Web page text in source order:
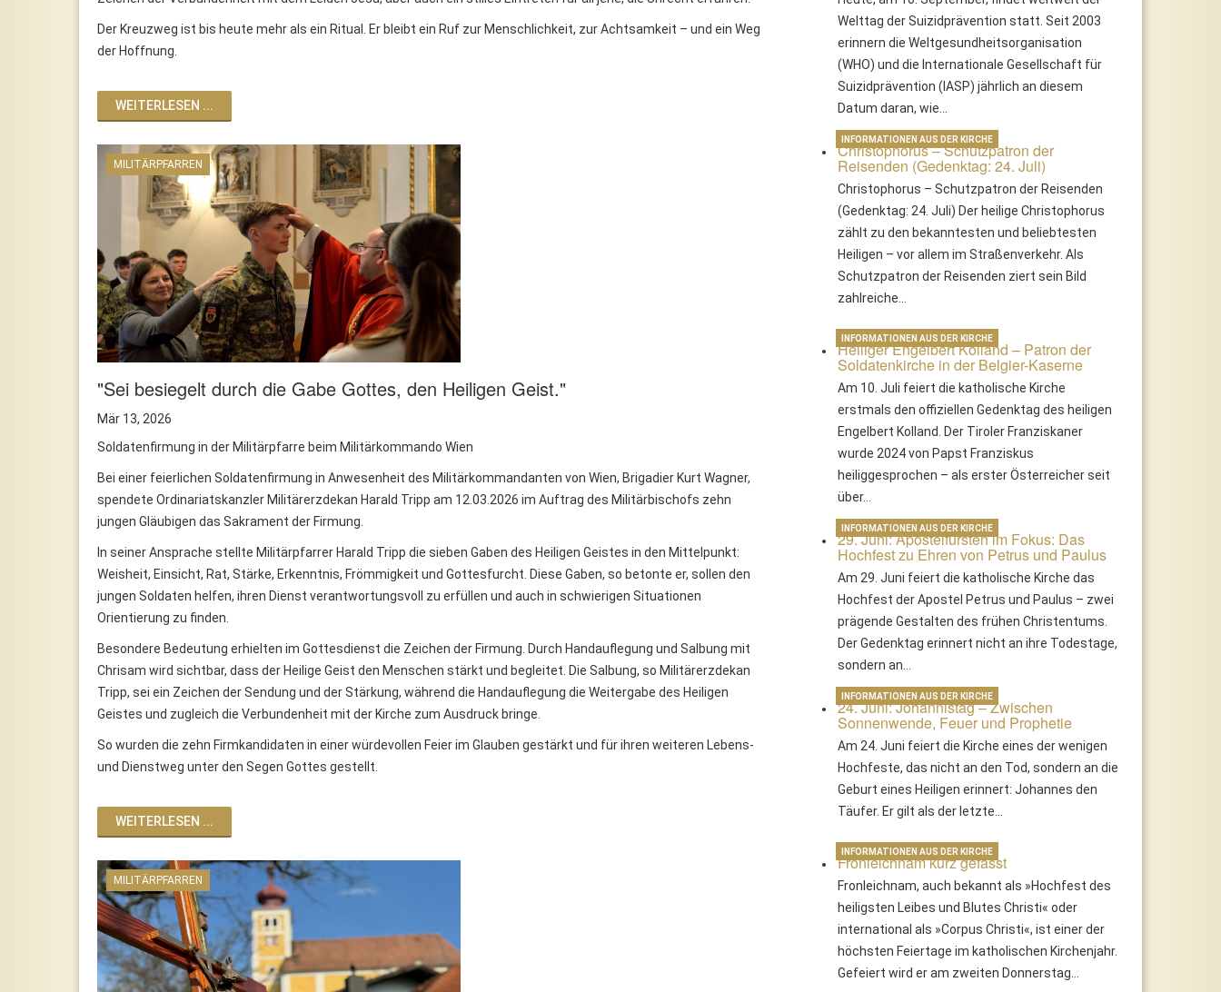
Der Kreuzweg ist bis heute mehr als ein Ritual. Er bleibt ein Ruf zur Menschlichkeit, zur Achtsamkeit – und ein Weg
der Hoffnung.
WEITERLESEN ...
MILITÄRPFARREN
"Sei besiegelt durch die Gabe Gottes, den Heiligen Geist."
Mär 13, 2026
Soldatenfirmung in der Militärpfarre beim Militärkommando Wien
Bei einer feierlichen Soldatenfirmung in Anwesenheit des Militärkommandanten von Wien, Brigadier Kurt Wagner,
spendete Ordinariatskanzler Militärerzdekan Harald Tripp am 12.03.2026 im Auftrag des Militärbischofs zehn
jungen Gläubigen das Sakrament der Firmung.
In seiner Ansprache stellte Militärpfarrer Harald Tripp die sieben Gaben des Heiligen Geistes in den Mittelpunkt:
Weisheit, Einsicht, Rat, Stärke, Erkenntnis, Frömmigkeit und Gottesfurcht. Diese Gaben, so betonte er, sollen den
jungen Soldaten helfen, ihren Dienst verantwortungsvoll zu erfüllen und auch in schwierigen Situationen
Orientierung zu finden.
Besondere Bedeutung erhielten im Gottesdienst die Zeichen der Firmung. Durch Handauflegung und Salbung mit
Chrisam wird sichtbar, dass der Heilige Geist den Menschen stärkt und begleitet. Die Salbung, so Militärerzdekan
Tripp, sei ein Zeichen der Sendung und der Stärkung, während die Handauflegung die Weitergabe des Heiligen
Geistes und zugleich die Verbundenheit mit der Kirche zum Ausdruck bringe.
So wurden die zehn Firmkandidaten in einer würdevollen Feier im Glauben gestärkt und für ihren weiteren Lebens-
und Dienstweg unter den Segen Gottes gestellt.
WEITERLESEN ...
MILITÄRPFARREN
Welttag der Suizidprävention statt. Seit 2003
erinnern die Weltgesundheitsorganisation
(WHO) und die Internationale Gesellschaft für
Suizidprävention (IASP) jährlich an diesem
Datum daran, wie…
Christophorus – Schutzpatron der
Reisenden (Gedenktag: 24. Juli)
Christophorus – Schutzpatron der Reisenden
(Gedenktag: 24. Juli) Der heilige Christophorus
zählt zu den bekanntesten und beliebtesten
Heiligen – vor allem im Straßenverkehr. Als
Schutzpatron der Reisenden ziert sein Bild
zahlreiche…
INFORMATIONEN AUS DER KIRCHE
Heiliger Engelbert Kolland – Patron der
Soldatenkirche in der Belgier-Kaserne
Am 10. Juli feiert die katholische Kirche
erstmals den offiziellen Gedenktag des heiligen
Engelbert Kolland. Der Tiroler Franziskaner
wurde 2024 von Papst Franziskus
heiliggesprochen – als erster Österreicher seit
über…
INFORMATIONEN AUS DER KIRCHE
29. Juni: Apostelfürsten im Fokus: Das
Hochfest zu Ehren von Petrus und Paulus
Am 29. Juni feiert die katholische Kirche das
Hochfest der Apostel Petrus und Paulus – zwei
prägende Gestalten des frühen Christentums.
Der Gedenktag erinnert nicht an ihre Todestage,
sondern an…
INFORMATIONEN AUS DER KIRCHE
24. Juni: Johannistag – Zwischen
Sonnenwende, Feuer und Prophetie
Am 24. Juni feiert die Kirche eines der wenigen
Hochfeste, das nicht an den Tod, sondern an die
Geburt eines Heiligen erinnert: Johannes den
Täufer. Er gilt als der letzte…
INFORMATIONEN AUS DER KIRCHE
Fronleichnam kurz gefasst
Fronleichnam, auch bekannt als »Hochfest des
heiligsten Leibes und Blutes Christi« oder
international als »Corpus Christi«, ist einer der
höchsten Feiertage im katholischen Kirchenjahr.
Gefeiert wird er am zweiten Donnerstag…
INFORMATIONEN AUS DER KIRCHE